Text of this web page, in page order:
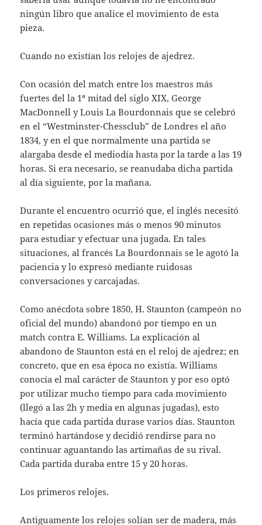
ningún libro que analice el movimiento de esta
pieza.
Cuando no existían los relojes de ajedrez.
Con ocasión del match entre los maestros más
fuertes del la 1ª mitad del siglo XIX, George
MacDonnell y Louis La Bourdonnais que se celebró
en el “Westminster-Chessclub” de Londres el año
1834, y en el que normalmente una partida se
alargaba desde el mediodía hasta por la tarde a las 19
horas. Si era necesario, se reanudaba dicha partida
al día siguiente, por la mañana.
Durante el encuentro ocurrió que, el inglés necesitó
en repetidas ocasiones más o menos 90 minutos
para estudiar y efectuar una jugada. En tales
situaciones, al francés La Bourdonnais se le agotó la
paciencia y lo expresó mediante ruidosas
conversaciones y carcajadas.
Como anécdota sobre 1850, H. Staunton (campeón no
oficial del mundo) abandonó por tiempo en un
match contra E. Williams. La explicación al
abandono de Staunton está en el reloj de ajedrez; en
concreto, que en esa época no existía. Williams
conocía el mal carácter de Staunton y por eso optó
por utilizar mucho tiempo para cada movimiento
(llegó a las 2h y media en algunas jugadas), esto
hacía que cada partida durase varios días. Staunton
terminó hartándose y decidió rendirse para no
continuar aguantando las artimañas de su rival.
Cada partida duraba entre 15 y 20 horas.
Los primeros relojes.
Antiguamente los relojes solían ser de madera, más